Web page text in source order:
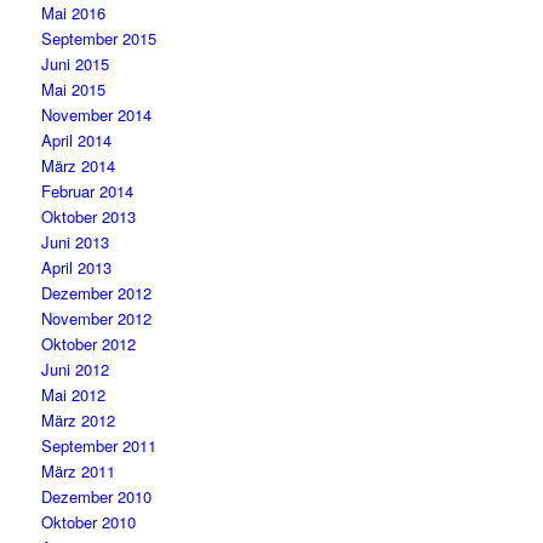
Mai 2016
September 2015
Juni 2015
Mai 2015
November 2014
April 2014
März 2014
Februar 2014
Oktober 2013
Juni 2013
April 2013
Dezember 2012
November 2012
Oktober 2012
Juni 2012
Mai 2012
März 2012
September 2011
März 2011
Dezember 2010
Oktober 2010